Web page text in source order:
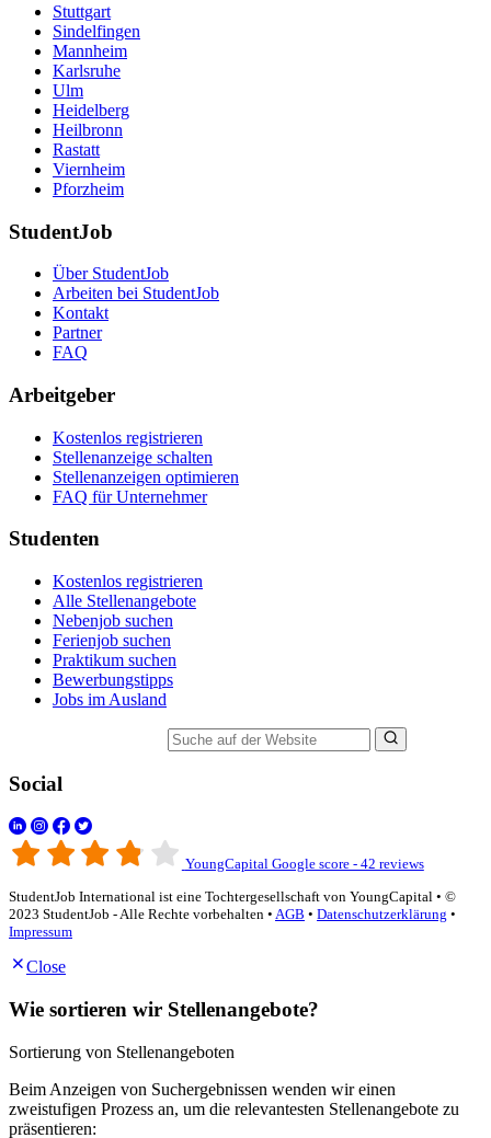
Stuttgart
Sindelfingen
Mannheim
Karlsruhe
Ulm
Heidelberg
Heilbronn
Rastatt
Viernheim
Pforzheim
StudentJob
Über StudentJob
Arbeiten bei StudentJob
Kontakt
Partner
FAQ
Arbeitgeber
Kostenlos registrieren
Stellenanzeige schalten
Stellenanzeigen optimieren
FAQ für Unternehmer
Studenten
Kostenlos registrieren
Alle Stellenangebote
Nebenjob suchen
Ferienjob suchen
Praktikum suchen
Bewerbungstipps
Jobs im Ausland
Social
YoungCapital Google score - 42 reviews
StudentJob International ist eine Tochtergesellschaft von YoungCapital • ©
2023 StudentJob - Alle Rechte vorbehalten • AGB • Datenschutzerklärung •
Impressum
Close
Wie sortieren wir Stellenangebote?
Sortierung von Stellenangeboten
Beim Anzeigen von Suchergebnissen wenden wir einen
zweistufigen Prozess an, um die relevantesten Stellenangebote zu
präsentieren: